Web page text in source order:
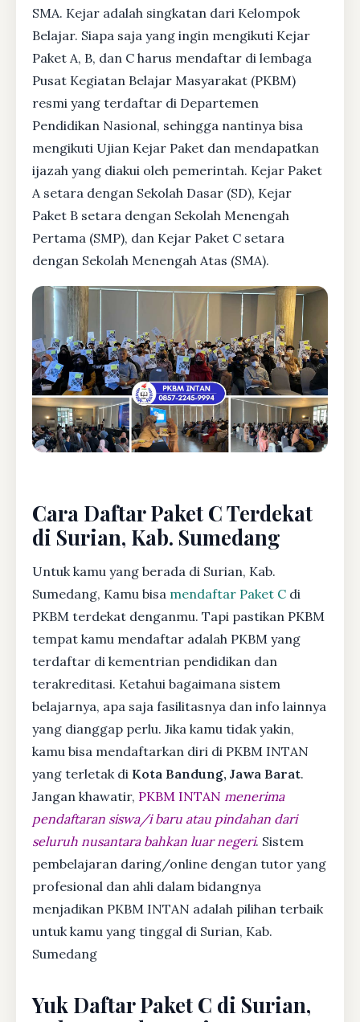
SMA. Kejar adalah singkatan dari Kelompok
Belajar. Siapa saja yang ingin mengikuti Kejar
Paket A, B, dan C harus mendaftar di lembaga
Pusat Kegiatan Belajar Masyarakat (PKBM)
resmi yang terdaftar di Departemen
Pendidikan Nasional, sehingga nantinya bisa
mengikuti Ujian Kejar Paket dan mendapatkan
ijazah yang diakui oleh pemerintah. Kejar Paket
A setara dengan Sekolah Dasar (SD), Kejar
Paket B setara dengan Sekolah Menengah
Pertama (SMP), dan Kejar Paket C setara
dengan Sekolah Menengah Atas (SMA).
Cara Daftar Paket C Terdekat
di Surian, Kab. Sumedang
Untuk kamu yang berada di Surian, Kab.
Sumedang, Kamu bisa mendaftar Paket C di
PKBM terdekat denganmu. Tapi pastikan PKBM
tempat kamu mendaftar adalah PKBM yang
terdaftar di kementrian pendidikan dan
terakreditasi. Ketahui bagaimana sistem
belajarnya, apa saja fasilitasnya dan info lainnya
yang dianggap perlu. Jika kamu tidak yakin,
kamu bisa mendaftarkan diri di PKBM INTAN
yang terletak di Kota Bandung, Jawa Barat.
Jangan khawatir, PKBM INTAN menerima
pendaftaran siswa/i baru atau pindahan dari
seluruh nusantara bahkan luar negeri. Sistem
pembelajaran daring/online dengan tutor yang
profesional dan ahli dalam bidangnya
menjadikan PKBM INTAN adalah pilihan terbaik
untuk kamu yang tinggal di Surian, Kab.
Sumedang
Yuk Daftar Paket C di Surian,